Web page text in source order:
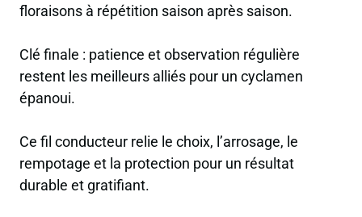
floraisons à répétition saison après saison.
Clé finale : patience et observation régulière
restent les meilleurs alliés pour un cyclamen
épanoui.
Ce fil conducteur relie le choix, l’arrosage, le
rempotage et la protection pour un résultat
durable et gratifiant.